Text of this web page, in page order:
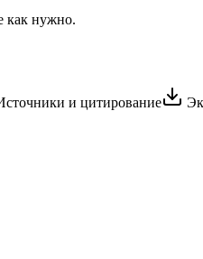
как нужно.
и цитирование